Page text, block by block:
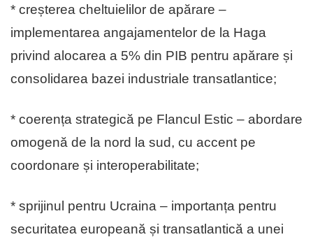
* creșterea cheltuielilor de apărare –
implementarea angajamentelor de la Haga
privind alocarea a 5% din PIB pentru apărare și
consolidarea bazei industriale transatlantice;
* coerența strategică pe Flancul Estic – abordare
omogenă de la nord la sud, cu accent pe
coordonare și interoperabilitate;
* sprijinul pentru Ucraina – importanța pentru
securitatea europeană și transatlantică a unei